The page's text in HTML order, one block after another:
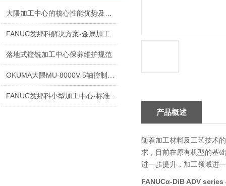
FANUC发那科解决方案-金属加工
落地式镗铣加工中心保养维护规范
产品概述
随着加工材料及工艺技术
求，目前在原有机型的基
进一步提升，加工领域进
FANUCα-DiB ADV series